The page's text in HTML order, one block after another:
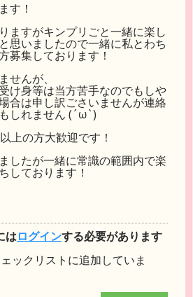
す！
ますがキンプリごと一緒に楽し
思いましたので一緒に私とわち
募集しております！
せんが、
け身等は当方苦手なのでもしや
合は申し訳ごさいませんが連絡
しれません (´ω`)
上の方大歓迎です！
したが一緒に常識の範囲内で楽
しております！
はログインする必要があります
ックリストに追加していま